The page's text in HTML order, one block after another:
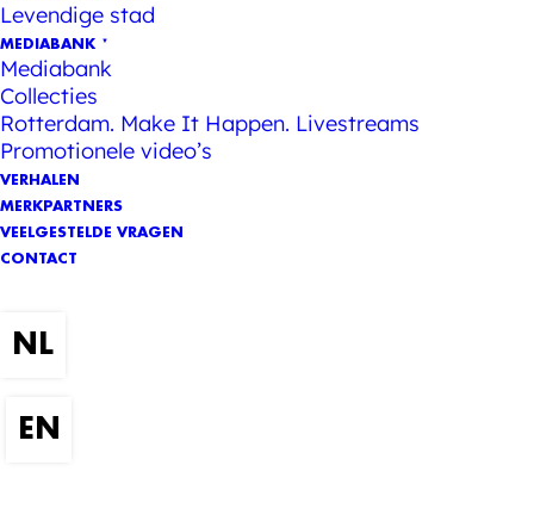
Levendige stad
MEDIABANK
Mediabank
Collecties
Rotterdam. Make It Happen. Livestreams
Promotionele video’s
VERHALEN
MERKPARTNERS
VEELGESTELDE VRAGEN
CONTACT